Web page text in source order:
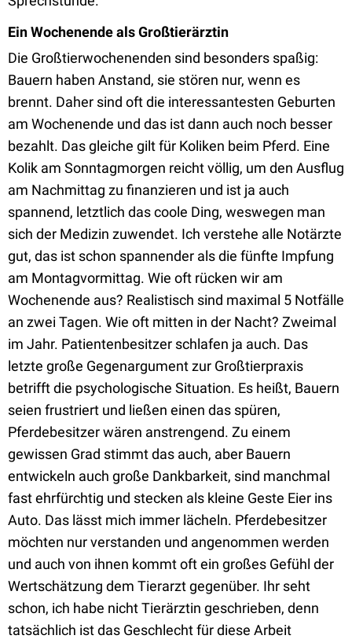
Ein Wochenende als Großtierärztin
Die Großtierwochenenden sind besonders spaßig:
Bauern haben Anstand, sie stören nur, wenn es
brennt. Daher sind oft die interessantesten Geburten
am Wochenende und das ist dann auch noch besser
bezahlt. Das gleiche gilt für Koliken beim Pferd. Eine
Kolik am Sonntagmorgen reicht völlig, um den Ausflug
am Nachmittag zu finanzieren und ist ja auch
spannend, letztlich das coole Ding, weswegen man
sich der Medizin zuwendet. Ich verstehe alle Notärzte
gut, das ist schon spannender als die fünfte Impfung
am Montagvormittag. Wie oft rücken wir am
Wochenende aus? Realistisch sind maximal 5 Notfälle
an zwei Tagen. Wie oft mitten in der Nacht? Zweimal
im Jahr. Patientenbesitzer schlafen ja auch. Das
letzte große Gegenargument zur Großtierpraxis
betrifft die psychologische Situation. Es heißt, Bauern
seien frustriert und ließen einen das spüren,
Pferdebesitzer wären anstrengend. Zu einem
gewissen Grad stimmt das auch, aber Bauern
entwickeln auch große Dankbarkeit, sind manchmal
fast ehrfürchtig und stecken als kleine Geste Eier ins
Auto. Das lässt mich immer lächeln. Pferdebesitzer
möchten nur verstanden und angenommen werden
und auch von ihnen kommt oft ein großes Gefühl der
Wertschätzung dem Tierarzt gegenüber. Ihr seht
schon, ich habe nicht Tierärztin geschrieben, denn
tatsächlich ist das Geschlecht für diese Arbeit